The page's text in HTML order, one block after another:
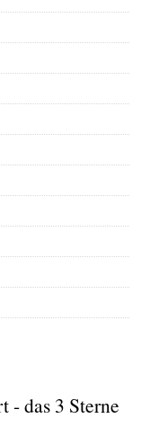
das 3 Sterne